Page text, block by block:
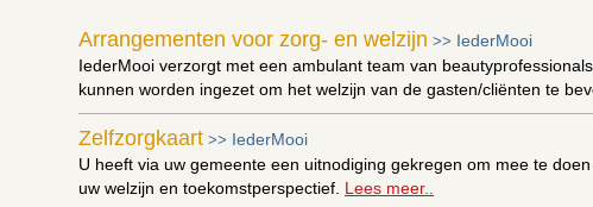
Arrangementen voor zorg- en welzijn >> IederMooi
IederMooi verzorgt met een ambulant team van
kunnen worden ingezet om het welzijn van de gasten/cliënten te
Zelfzorgkaart >> IederMooi
U heeft via uw gemeente een uitnodiging gekregen om mee te
uw welzijn en toekomstperspectief. Lees meer..